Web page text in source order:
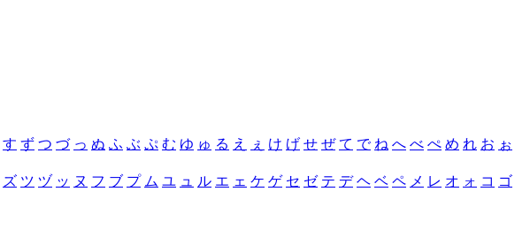
す ず つ づ っ ぬ ふ ぶ ぷ む ゆ ゅ る え ぇ け げ せ ぜ て で ね へ べ ぺ め れ お ぉ
ズ ツ ヅ ッ ヌ フ ブ プ ム ユ ュ ル エ ェ ケ ゲ セ ゼ テ デ ヘ ベ ペ メ レ オ ォ コ ゴ